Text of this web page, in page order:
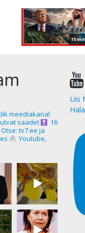
15
meediakanal
saadet
16
Otse: tv7.ee ja
Youtube,
Liis